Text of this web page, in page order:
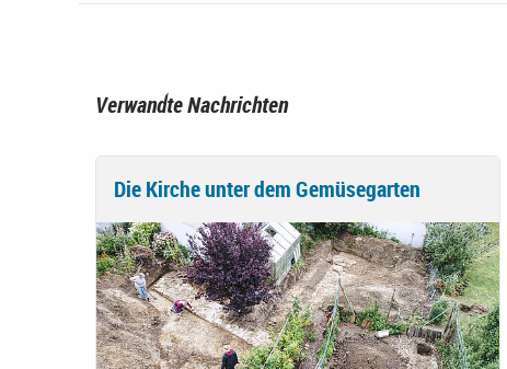
Verwandte Nachrichten
Die Kirche unter dem Gemüsegarten